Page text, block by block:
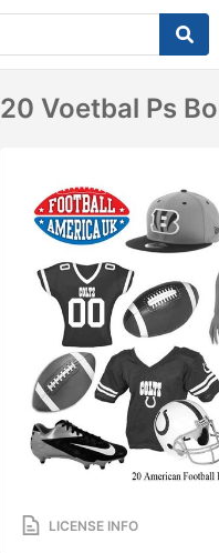
20 Voetbal Ps
LICENSE INFO